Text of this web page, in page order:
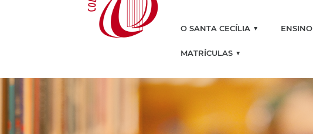
O SANTA CECÍLIA ▼ ENSINO
MATRÍCULAS ▼